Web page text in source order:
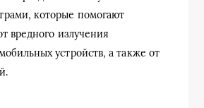
которые помогают
вредного излучения
устройств, а также от